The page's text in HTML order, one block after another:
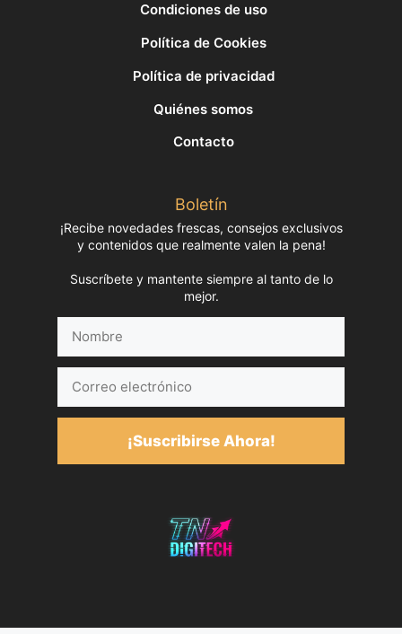
Condiciones de uso
Política de Cookies
Política de privacidad
Quiénes somos
Contacto
Boletín
¡Recibe novedades frescas, consejos exclusivos
y contenidos que realmente valen la pena!
Suscríbete y mantente siempre al tanto de lo
mejor.
electrónico
¡Suscribirse Ahora!